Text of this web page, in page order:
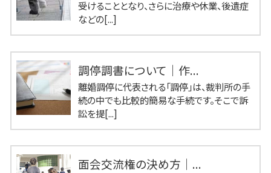
受けることとなり、さらに治療や休業、後遺症
などの[...]
調停調書について｜作...
離婚調停に代表される「調停」は、裁判所の手
続の中でも比較的簡易な手続です。そこで訴
訟を提[...]
面会交流権の決め方｜...